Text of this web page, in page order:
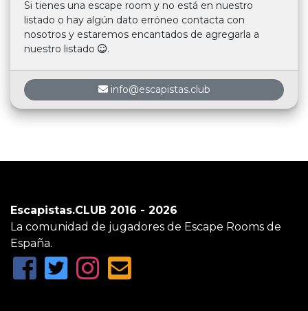
Si tienes una escape room y no está en nuestro
listado o hay algún dato erróneo contacta con
nosotros y estaremos encantados de agregarla a
nuestro listado
.
info@escapistas.club
Escapistas.CLUB 2016 - 2026
La comunidad de jugadores de Escape Rooms de
España.